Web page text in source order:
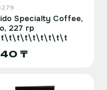
Specialty Coffee,
227 гр
₸